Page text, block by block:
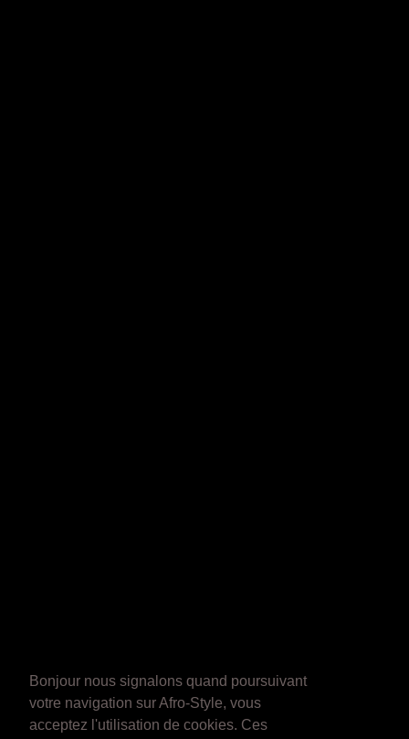
Bonjour nous signalons quand poursuivant
votre navigation sur Afro-Style, vous
acceptez l'utilisation de cookies. Ces